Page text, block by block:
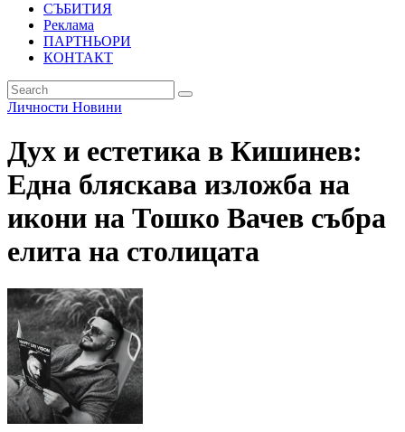
СЪБИТИЯ
Реклама
ПАРТНЬОРИ
КОНТАКТ
Личности Новини
Дух и естетика в Кишинев:
Една бляскава изложба на
икони на Тошко Вачев събра
елита на столицата